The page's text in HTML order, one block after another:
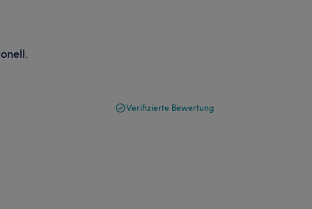
Verifizierte Bewertung